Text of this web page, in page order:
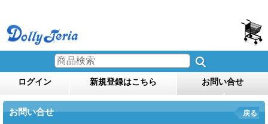
ログイン 新規登録はこちら お問い合せ
お問い合せ 戻る